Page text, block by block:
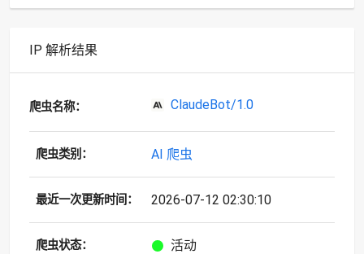
IP 解析结果
爬虫名称： ClaudeBot/1.0
爬虫类别： AI 爬虫
最近一次更新时间： 2026-07-12 02:30:10
爬虫状态： 活动